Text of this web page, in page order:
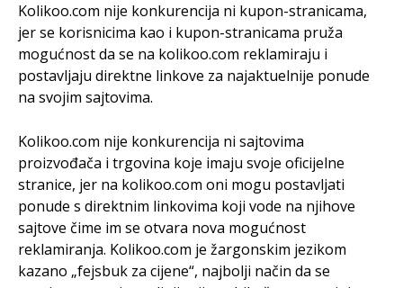
Kolikoo.com nije konkurencija ni kupon-stranicama,
jer se korisnicima kao i kupon-stranicama pruža
mogućnost da se na kolikoo.com reklamiraju i
postavljaju direktne linkove za najaktuelnije ponude
na svojim sajtovima.
Kolikoo.com nije konkurencija ni sajtovima
proizvođača i trgovina koje imaju svoje oficijelne
stranice, jer na kolikoo.com oni mogu postavljati
ponude s direktnim linkovima koji vode na njihove
sajtove čime im se otvara nova mogućnost
reklamiranja. Kolikoo.com je žargonskim jezikom
kazano „fejsbuk za cijene“, najbolji način da se